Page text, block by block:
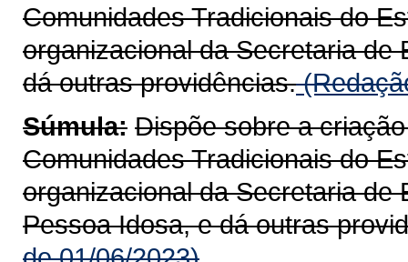
Comunidades Tradicionais do
organizacional da Secretaria de
dá outras providências.
Súmula: Dispõe sobre a
Comunidades Tradicionais do
organizacional da Secretaria de
Pessoa Idosa, e dá outras